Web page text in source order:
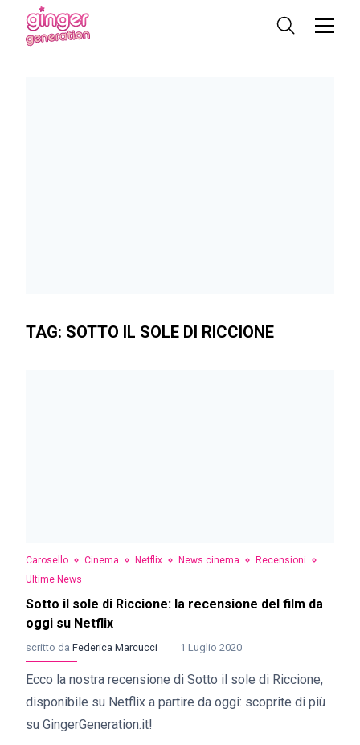
TAG: SOTTO IL SOLE DI RICCIONE
Carosello Cinema Netflix News cinema
Recensioni
Ultime News
Sotto il sole di Riccione: la recensione del film da
oggi su Netflix
scritto da Federica Marcucci 1 Luglio 2020
Ecco la nostra recensione di Sotto il sole di Riccione,
disponibile su Netflix a partire da oggi: scoprite di più
su GingerGeneration.it!